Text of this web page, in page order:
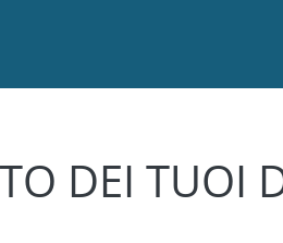
DEI TUOI